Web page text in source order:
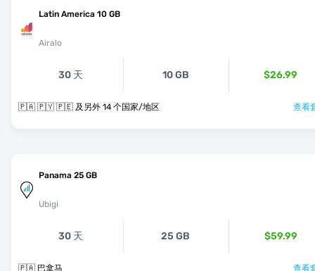
Latin America 10 GB
Airalo
30 天 10 GB $26.99
🇵🇦 🇵🇾 🇵🇪 及另外 14 个国家/地区 查看
Panama 25 GB
Ubigi
30 天 25 GB $59.99
🇵🇦 巴拿马 查看